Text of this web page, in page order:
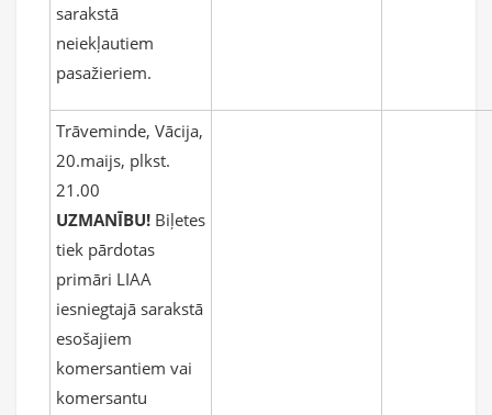
sarakstā
neiekļautiem
pasažieriem.
Trāveminde, Vācija,
20.maijs, plkst.
21.00
UZMANĪBU! Biļetes
tiek pārdotas
primāri LIAA
iesniegtajā sarakstā
esošajiem
komersantiem vai
komersantu